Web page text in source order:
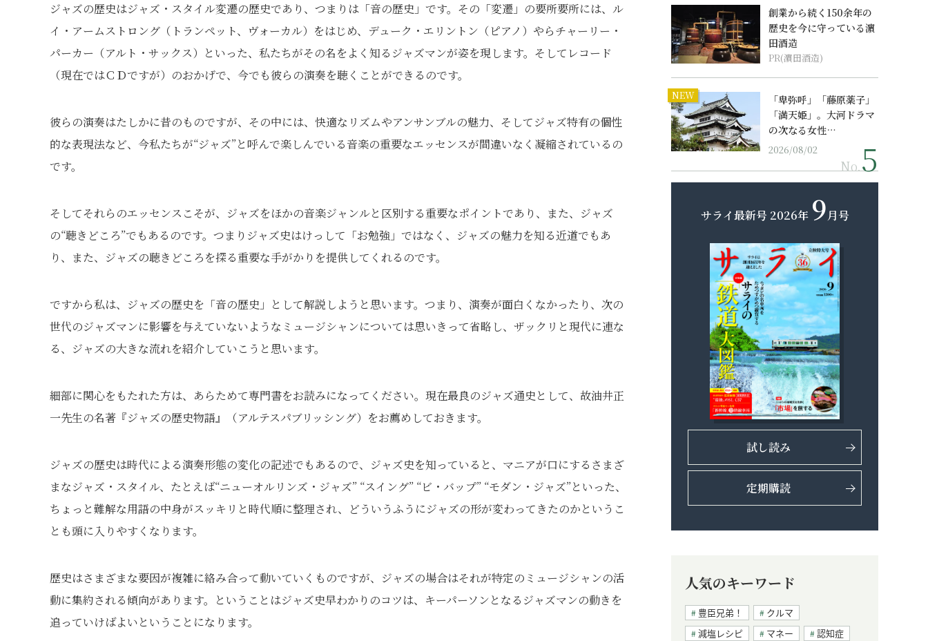
ジャズの歴史はジャズ・スタイル変遷の歴史であり、つまりは「音の歴史」です。その「変遷」の要所要所には、ル
イ・アームストロング（トランペット、ヴォーカル）をはじめ、デューク・エリントン（ピアノ）やらチャーリー・
パーカー（アルト・サックス）といった、私たちがその名をよく知るジャズマンが姿を現します。そしてレコード
（現在ではＣＤですが）のおかげで、今でも彼らの演奏を聴くことができるのです。
彼らの演奏はたしかに昔のものですが、その中には、快適なリズムやアンサンブルの魅力、そしてジャズ特有の個性
的な表現法など、今私たちが“ジャズ”と呼んで楽しんでいる音楽の重要なエッセンスが間違いなく凝縮されているの
です。
そしてそれらのエッセンスこそが、ジャズをほかの音楽ジャンルと区別する重要なポイントであり、また、ジャズ
の“聴きどころ”でもあるのです。つまりジャズ史はけっして「お勉強」ではなく、ジャズの魅力を知る近道でもあ
り、また、ジャズの聴きどころを探る重要な手がかりを提供してくれるのです。
ですから私は、ジャズの歴史を「音の歴史」として解説しようと思います。つまり、演奏が面白くなかったり、次の
世代のジャズマンに影響を与えていないようなミュージシャンについては思いきって省略し、ザックリと現代に連な
る、ジャズの大きな流れを紹介していこうと思います。
細部に関心をもたれた方は、あらためて専門書をお読みになってください。現在最良のジャズ通史として、故油井正
一先生の名著『ジャズの歴史物語』（アルテスパブリッシング）をお薦めしておきます。
ジャズの歴史は時代による演奏形態の変化の記述でもあるので、ジャズ史を知っていると、マニアが口にするさまざ
まなジャズ・スタイル、たとえば“ニューオルリンズ・ジャズ” “スイング” “ビ・バップ” “モダン・ジャズ”といった、
ちょっと難解な用語の中身がスッキリと時代順に整理され、どういうふうにジャズの形が変わってきたのかというこ
とも頭に入りやすくなります。
歴史はさまざまな要因が複雑に絡み合って動いていくものですが、ジャズの場合はそれが特定のミュージシャンの活
動に集約される傾向があります。ということはジャズ史早わかりのコツは、キーパーソンとなるジャズマンの動きを
追っていけばよいということになります。
創業から続く150余年の
歴史を今に守っている濵
田酒造
PR(濵田酒造)
NEW
「卑弥呼」「藤原薬子」
「満天姫」。大河ドラマ
の次なる女性…
2026/08/02
No.
サライ最新号 2026年 9月号
試し読み
定期購読
人気のキーワード
豊臣兄弟！
クルマ
減塩レシピ
マネー
認知症